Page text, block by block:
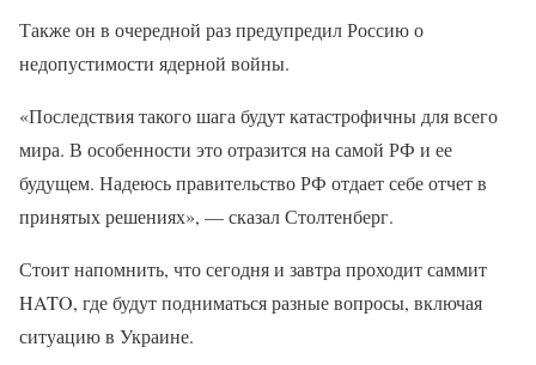
Также он в очередной раз предупредил Россию о
недопустимости ядерной войны.
«Последствия такого шага будут катастрофичны для всего
мира. В особенности это отразится на самой РФ и ее
будущем. Надеюсь правительство РФ отдает себе отчет в
принятых решениях», — сказал Столтенберг.
Стоит напомнить, что сегодня и завтра проходит саммит
HATO, где будут подниматься разные вопросы, включая
ситуацию в Украине.